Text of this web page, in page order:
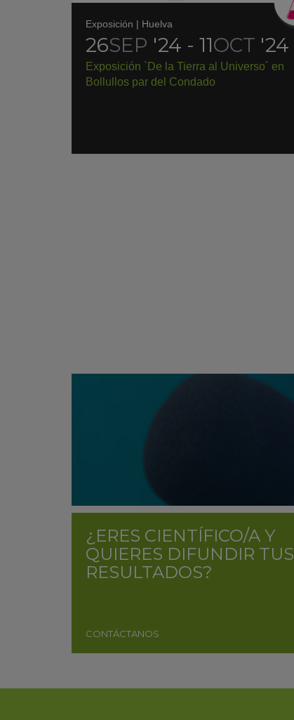
Exposición | Huelva
26SEP '24 - 11OCT '24
Exposición `De la Tierra al Universo´ en
Bollullos par del Condado
¿ERES CIENTÍFICO/A Y
QUIERES DIFUNDIR TUS
RESULTADOS?
CONTÁCTANOS